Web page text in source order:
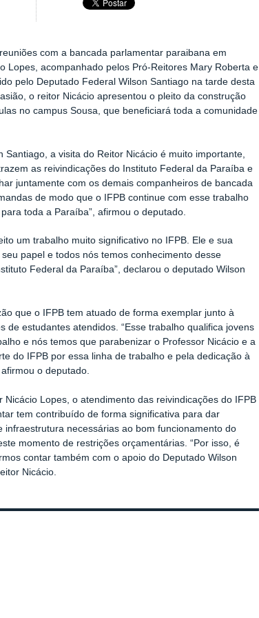
com a bancada parlamentar paraibana em
Lopes, acompanhado pelos Pró-Reitores Mary Roberta e
pelo Deputado Federal Wilson Santiago na tarde desta
o reitor Nicácio apresentou o pleito da construção
no campus Sousa, que beneficiará toda a comunidade
Santiago, a visita do Reitor Nicácio é muito importante,
as reivindicações do Instituto Federal da Paraíba e
juntamente com os demais companheiros de bancada
de modo que o IFPB continue com esse trabalho
toda a Paraíba”, afirmou o deputado.
um trabalho muito significativo no IFPB. Ele e sua
papel e todos nós temos conhecimento desse
Federal da Paraíba”, declarou o deputado Wilson
que o IFPB tem atuado de forma exemplar junto à
de estudantes atendidos. “Esse trabalho qualifica jovens
e nós temos que parabenizar o Professor Nicácio e a
do IFPB por essa linha de trabalho e pela dedicação à
o deputado.
Nicácio Lopes, o atendimento das reivindicações do IFPB
tem contribuído de forma significativa para dar
infraestrutura necessárias ao bom funcionamento do
momento de restrições orçamentárias. “Por isso, é
contar também com o apoio do Deputado Wilson
Nicácio.